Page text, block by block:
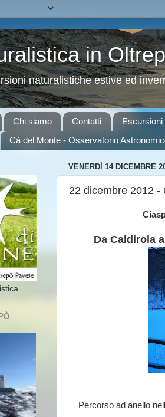
in
naturalistiche estive ed
Chi siamo Contatti Escursioni
Cà del Monte - Osservatorio
VENERDÌ 14 DICEMBRE
22 dicembre 2012 -
Da Caldirola
Percorso ad anello